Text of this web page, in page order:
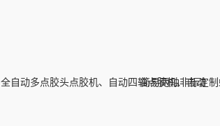
全自动多点胶头点胶机、自动四轴点胶机、自动
简易两轴非标定